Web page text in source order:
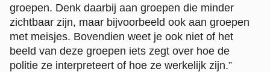
groepen. Denk daarbij aan groepen die minder
zichtbaar zijn, maar bijvoorbeeld ook aan groepen
met meisjes. Bovendien weet je ook niet of het
beeld van deze groepen iets zegt over hoe de
politie ze interpreteert of hoe ze werkelijk zijn.”